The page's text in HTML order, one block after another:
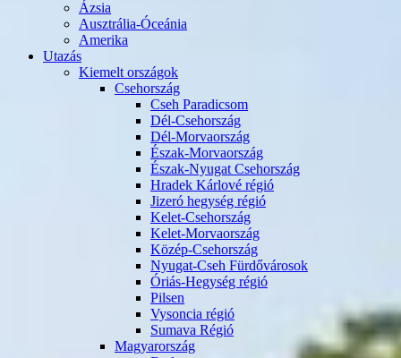
Ázsia
Ausztrália-Óceánia
Amerika
Utazás
Kiemelt országok
Csehország
Cseh Paradicsom
Dél-Csehország
Dél-Morvaország
Észak-Morvaország
Észak-Nyugat Csehország
Hradek Kárlové régió
Jizeró hegység régió
Kelet-Csehország
Kelet-Morvaország
Közép-Csehország
Nyugat-Cseh Fürdővárosok
Óriás-Hegység régió
Pilsen
Vysoncia régió
Sumava Régió
Magyarország